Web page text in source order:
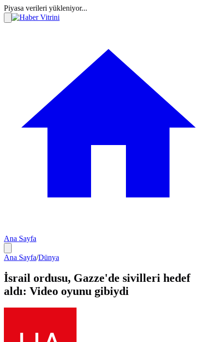
Piyasa verileri yükleniyor...
Ana Sayfa
Ana Sayfa/Dünya
İsrail ordusu, Gazze'de sivilleri hedef
aldı: Video oyunu gibiydi